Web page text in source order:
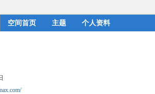
空间首页 主题 个人资料